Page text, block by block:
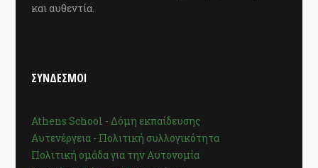
και αυθεντία.
ΣΥΝΔΕΣΜΟΙ
Athens School - Δόμη εκπαίδευσης
Αυτενέργεια - Πολιτική συλλογικότητα
Πολιτική ομάδα για την Αυτονομία